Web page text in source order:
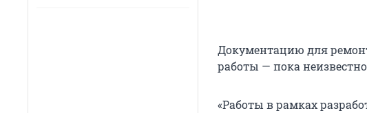
Документацию для
работы — пока
«Работы в рамках